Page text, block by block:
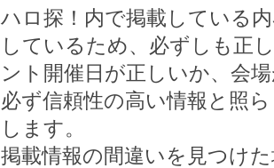
ハロ探！内で掲載している
しているため、必ずしも正
ント開催日が正しいか、会
必ず信頼性の高い情報と照
します。
掲載情報の間違いを見つけ